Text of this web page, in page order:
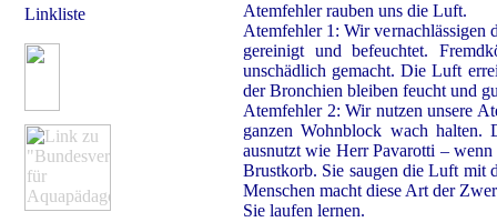
Linkliste
Atemfehler rauben uns die Luft.
Atemfehler 1: Wir
gereinigt und befeuchtet.
unschädlich gemacht. Die Luft
der Bronchien bleiben feucht und
Atemfehler 2: Wir nutzen unsere
ganzen Wohnblock wach
ausnutzt wie Herr Pavarotti –
Brustkorb. Sie saugen die Luft mit
Menschen macht diese Art der
Sie laufen lernen.